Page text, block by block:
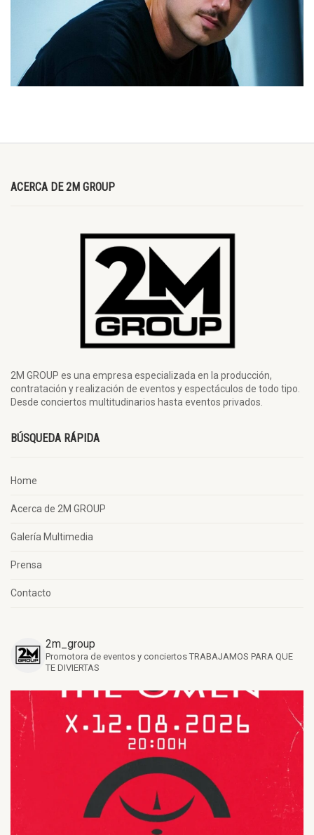
ACERCA DE 2M GROUP
2M GROUP es una empresa especializada en la producción,
contratación y realización de eventos y espectáculos de todo tipo.
Desde conciertos multitudinarios hasta eventos privados.
BÚSQUEDA RÁPIDA
Home
Acerca de 2M GROUP
Galería Multimedia
Prensa
Contacto
2m_group
Promotora de eventos y conciertos TRABAJAMOS PARA QUE
TE DIVIERTAS